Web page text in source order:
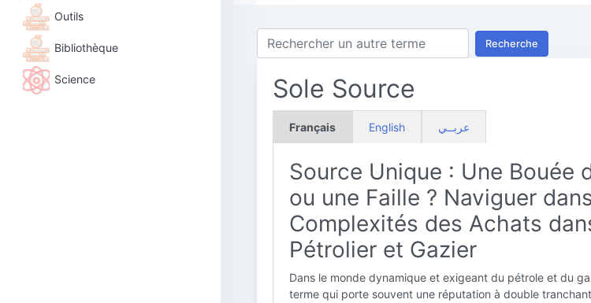
Outils
Bibliothèque
Science
Recherche
Sole Source
Français English عربــي
Source Unique : Une Bouée
ou une Faille ? Naviguer
Complexités des Achats
Pétrolier et Gazier
Dans le monde dynamique et exigeant du pétrole et du
terme qui porte souvent une réputation à double